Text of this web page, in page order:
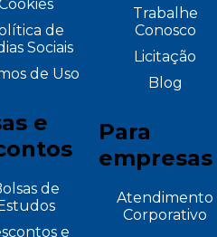
de
Sociais
de Uso
e
de
e
Trabalhe
Conosco
Licitação
Blog
Para
empresas
Atendimento
Corporativo